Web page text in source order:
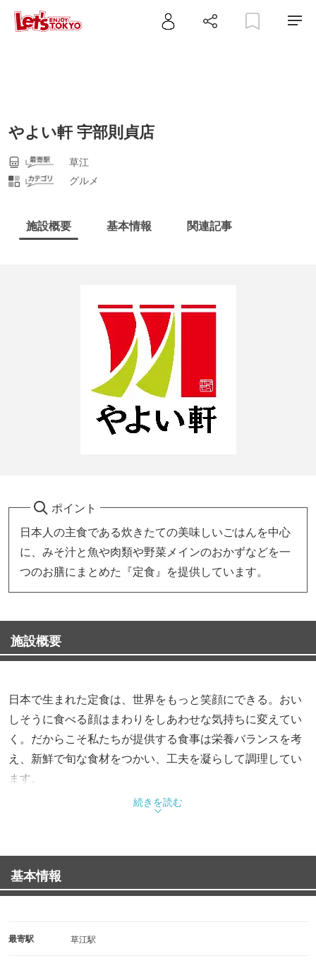
やよい軒 宇部則貞店
草江
グルメ
施設概要 基本情報 関連記事
ポイント
日本人の主食である炊きたての美味しいごはんを中心
に、みそ汁と魚や肉類や野菜メインのおかずなどを一
つのお膳にまとめた『定食』を提供しています。
施設概要
日本で生まれた定食は、世界をもっと笑顔にできる。おい
しそうに食べる顔はまわりをしあわせな気持ちに変えてい
く。だからこそ私たちが提供する食事は栄養バランスを考
え、新鮮で旬な食材をつかい、工夫を凝らして調理してい
ます。
さあ、今日の自分に。今日という日に。とびきりのおいし
続きを読む
基本情報
最寄駅 草江駅